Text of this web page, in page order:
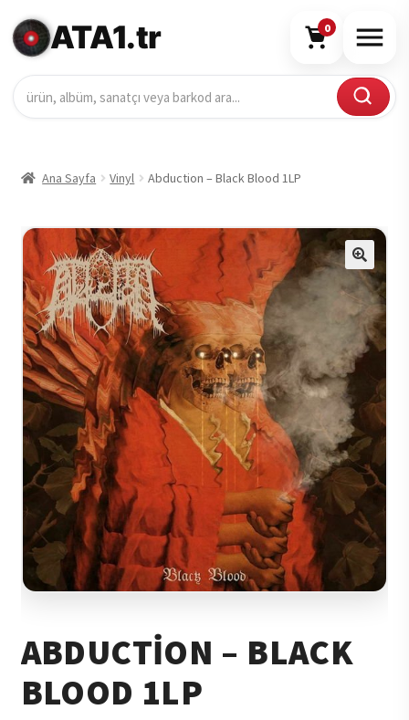
ATA1.tr 0
Ana Sayfa Vinyl Abduction – Black Blood 1LP
🔍
ABDUCTION – BLACK
BLOOD 1LP